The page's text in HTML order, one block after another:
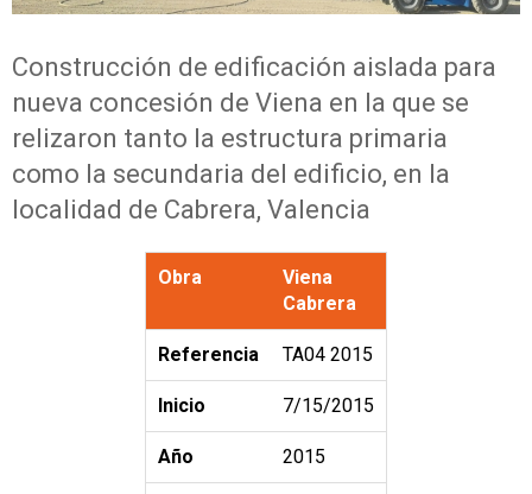
Construcción de edificación aislada para
nueva concesión de Viena en la que se
relizaron tanto la estructura primaria
como la secundaria del edificio, en la
localidad de Cabrera, Valencia
Obra
Viena
Cabrera
Referencia TA04 2015
Inicio 7/15/2015
Año 2015